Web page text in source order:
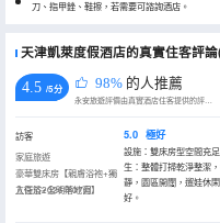
刀、指甲銼、鞋擦，若需要可諮詢酒店。
天津凱萊度假酒店的真實住客評論
4.5 /5分 98% 的人推薦
永安旅遊評價由真實酒店住客提供的評價。
訪客
家庭旅遊
豪華雙床房【親膚浴袍+獨
立衞浴+全明落地窗】
入住於2026年07月
5.0 極好
設施：雙床房型空間充
生：整體打掃乾淨整潔
靜，園區開闊，遛娃休
好。